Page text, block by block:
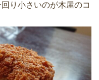
り小さいのが木屋のコ